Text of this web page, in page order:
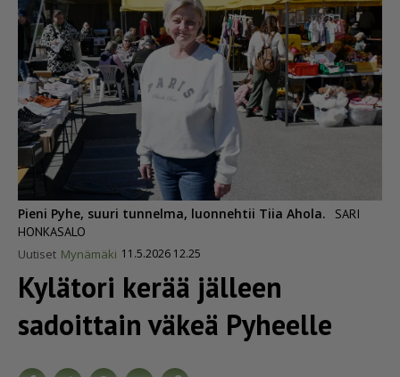
Pieni Pyhe, suuri tunnelma, luonnehtii Tiia Ahola.
SARI
HONKASALO
Uutiset Mynämäki 11.5.2026 12.25
Kylätori kerää jälleen
sadoittain väkeä Pyheelle